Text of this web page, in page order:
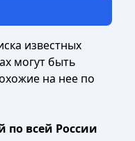
известных
могут быть
на нее по
по всей России